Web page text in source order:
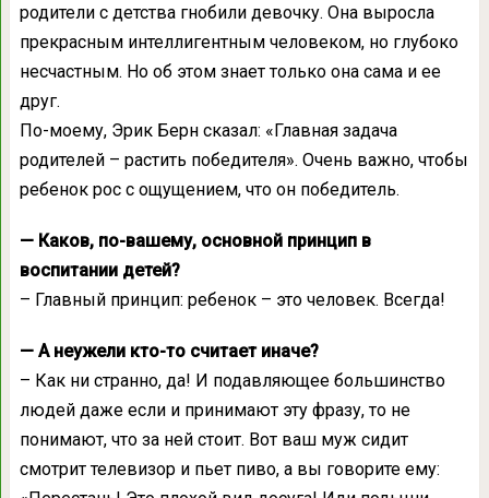
родители с детства гнобили девочку. Она выросла
прекрасным интеллигентным человеком, но глубоко
несчастным. Но об этом знает только она сама и ее
друг.
По-моему, Эрик Берн сказал: «Главная задача
родителей – растить победителя». Очень важно, чтобы
ребенок рос с ощущением, что он победитель.
— Каков, по-вашему, основной принцип в
воспитании детей?
– Главный принцип: ребенок – это человек. Всегда!
— А неужели кто-то считает иначе?
– Как ни странно, да! И подавляющее большинство
людей даже если и принимают эту фразу, то не
понимают, что за ней стоит. Вот ваш муж сидит
смотрит телевизор и пьет пиво, а вы говорите ему: